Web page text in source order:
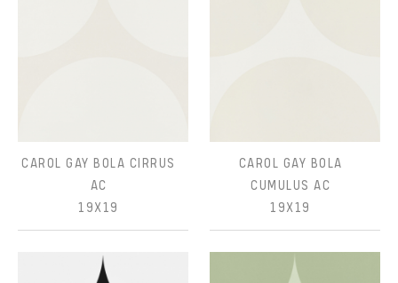
CAROL GAY BOLA CIRRUS
AC
19X19
CAROL GAY BOLA
CUMULUS AC
19X19